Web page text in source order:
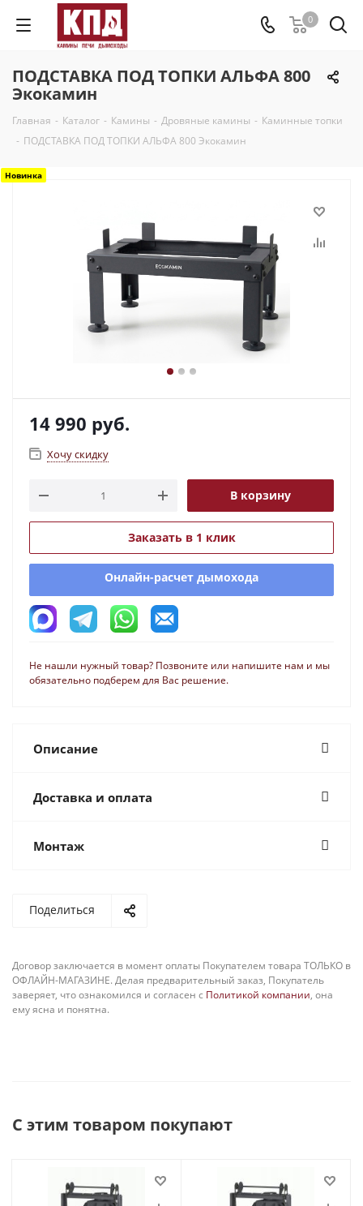
0
ПОДСТАВКА ПОД ТОПКИ АЛЬФА 800
Экокамин
Главная - Каталог - Камины - Дровяные камины - Каминные топки
- ПОДСТАВКА ПОД ТОПКИ АЛЬФА 800 Экокамин
Новинка
14 990 руб.
Хочу скидку
В корзину
Заказать в 1 клик
Онлайн-расчет дымохода
Не нашли нужный товар? Позвоните или напишите нам и мы
обязательно подберем для Вас решение.
Описание
Доставка и оплата
Монтаж
Поделиться
Договор заключается в момент оплаты Покупателем товара ТОЛЬКО в
ОФЛАЙН-МАГАЗИНЕ. Делая предварительный заказ, Покупатель
заверяет, что ознакомился и согласен с Политикой компании, она
ему ясна и понятна.
С этим товаром покупают